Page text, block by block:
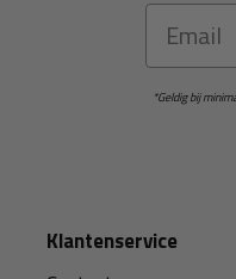
Email
*Geldig bij
Klantenservice